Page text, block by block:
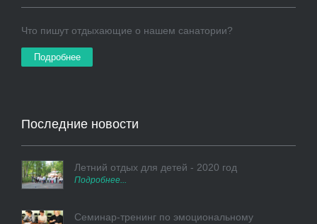
Что пишут отдыхающие о нашем санатории?
Подробнее
Последние новости
Летний отдых для детей - 2020 год
Подробнее...
Семинар-тренинг по эмоциональному